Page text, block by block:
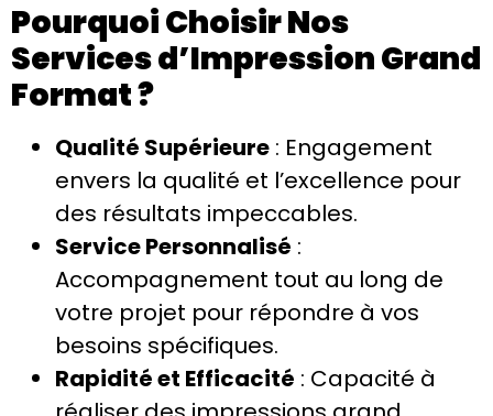
Pourquoi Choisir Nos
Services d’Impression Grand
Format ?
Qualité Supérieure : Engagement
envers la qualité et l’excellence pour
des résultats impeccables.
Service Personnalisé :
Accompagnement tout au long de
votre projet pour répondre à vos
besoins spécifiques.
Rapidité et Efficacité : Capacité à